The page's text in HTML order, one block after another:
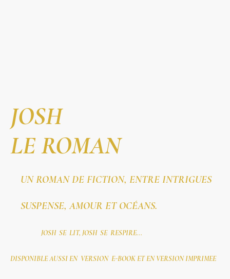
JOSH
LE ROMAN
UN ROMAN DE FICTION, ENTRE INTRIGUES
SUSPENSE, AMOUR ET OCÉANS.
JOSH SE LIT, JOSH SE RESPIRE...
DISPONIBLE AUSSI EN VERSION E-BOOK ET EN VERSION IMPRIMEE